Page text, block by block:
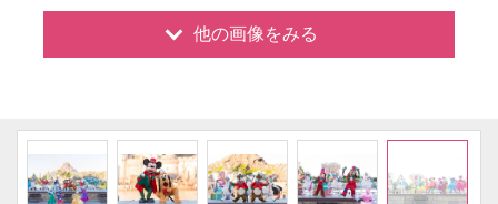
他の画像をみる